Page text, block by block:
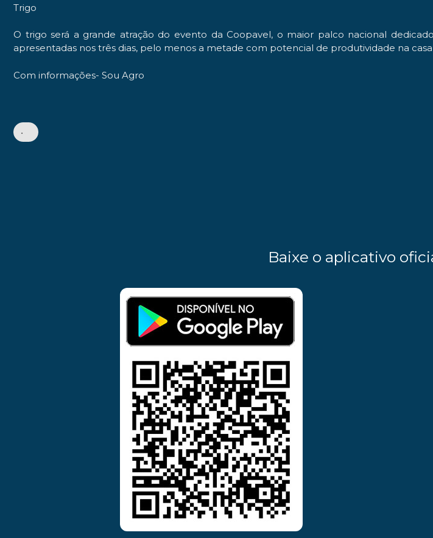
Trigo
O trigo será a grande atração do evento da Coopavel, o maior palco nacional
apresentadas nos três dias, pelo menos a metade com potencial de produtividade na
Com informações- Sou Agro
•
Baixe o aplicativo